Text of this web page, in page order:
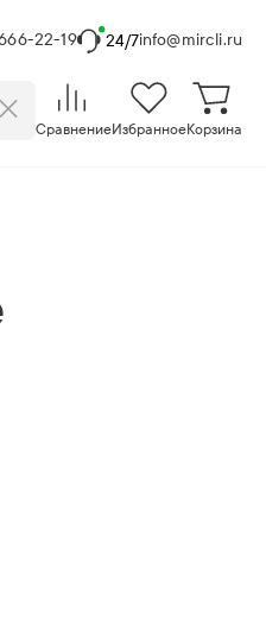
22-19 24/7info@mircli.ru
СравнениеИзбранноеКорзина